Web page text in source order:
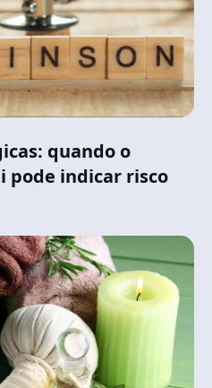
quando o
pode indicar risco